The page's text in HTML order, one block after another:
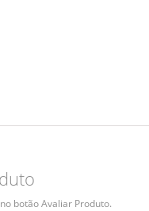
botão Avaliar Produto.